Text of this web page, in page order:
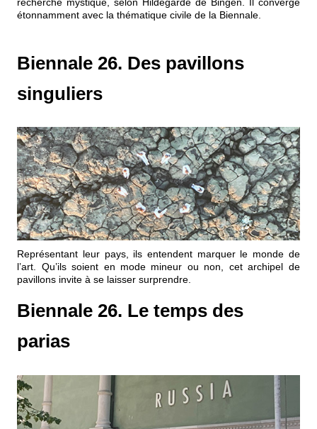
étonnamment avec la thématique civile de la Biennale.
Biennale 26. Des pavillons
singuliers
Représentant leur pays, ils entendent marquer le monde de
l’art. Qu’ils soient en mode mineur ou non, cet archipel de
pavillons invite à se laisser surprendre.
Biennale 26. Le temps des
parias